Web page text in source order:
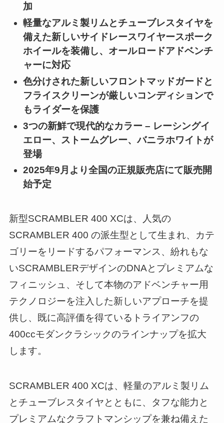
加
軽量なアルミ製リムとチューブレスタイヤを
備えた新しいサイドレースワイヤースポーク
ホイールを装備し、オールロードアドベンチ
ャーに対応
色分けされた新しいフロントマッドガードと
フライスクリーンが厳しいコンディションで
もライダーを保護
3つの新鮮で現代的なカラー – レーシングイ
エロー、ストームグレー、バニラホワイトが
登場
2025年9月より全国の正規販売店にて販売開
始予定
新型SCRAMBLER 400 XCは、人気の
SCRAMBLER 400 の派生型として生まれ、カテ
ゴリーをリードするパフォーマンス、紛れもな
いSCRAMBLERデザインのDNAとプレミアムな
フィニッシュ、そして本物のアドベンチャー用
テクノロジーを注入した新しいアプローチを提
供し、既に高評価を得ているトライアンフの
400ccモダンクラシックのラインナップを拡大
します。
SCRAMBLER 400 XCは、軽量のアルミ製リム
とチューブレスタイヤとともに、タフな能力と
プレミアムなクラフトマンシップを兼ね備えた